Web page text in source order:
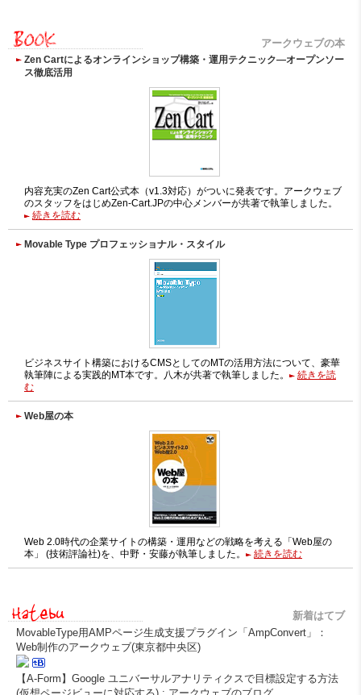
アークウェブの本
Zen Cartによるオンラインショップ構築・運用テクニック―オープンソー
ス徹底活用
内容充実のZen Cart公式本（v1.3対応）がついに発表です。アークウェブ
のスタッフをはじめZen-Cart.JPの中心メンバーが共著で執筆しました。
続きを読む
Movable Type プロフェッショナル・スタイル
ビジネスサイト構築におけるCMSとしてのMTの活用方法について、豪華
執筆陣による実践的MT本です。八木が共著で執筆しました。
続きを読
む
Web屋の本
Web 2.0時代の企業サイトの構築・運用などの戦略を考える「Web屋の
本」 (技術評論社)を、中野・安藤が執筆しました。
続きを読む
新着はてブ
MovableType用AMPページ生成支援プラグイン「AmpConvert」：
Web制作のアークウェブ(東京都中央区)
【A-Form】Google ユニバーサルアナリティクスで目標設定する方法